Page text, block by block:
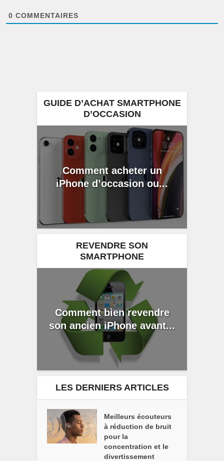
0 COMMENTAIRES
GUIDE D’ACHAT SMARTPHONE
D’OCCASION
Comment acheter un
iPhone d’occasion ou...
REVENDRE SON
SMARTPHONE
Comment bien revendre
son ancien iPhone avant...
LES DERNIERS ARTICLES
Meilleurs écouteurs
à réduction de bruit
pour la
concentration et le
divertissement